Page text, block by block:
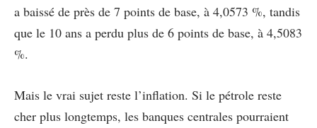
a baissé de près de 7 points de base, à 4,0573 %, tandis
que le 10 ans a perdu plus de 6 points de base, à 4,5083
%.
Mais le vrai sujet reste l’inflation. Si le pétrole reste
cher plus longtemps, les banques centrales pourraient